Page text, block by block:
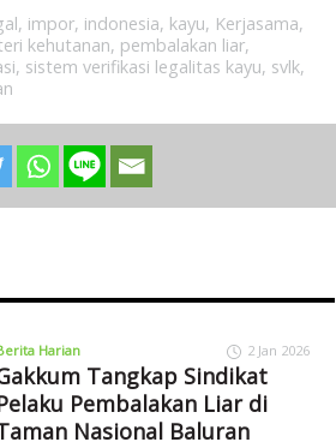
, impor, indonesia, kayu, Kerjasama,
kehutanan, pembalakan liar,
, sistem verifikasi legalitas kayu, svlk,
Harian 2 Jan 2026
Tangkap Sindikat
Pembalakan Liar di
Nasional Baluran